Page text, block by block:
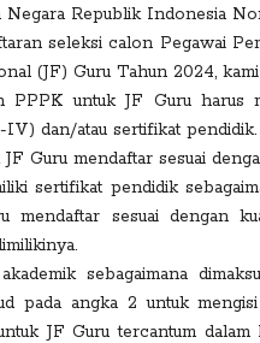
Negara Republik Indonesia
seleksi calon Pegawai
(JF) Guru Tahun 2024,
PPPK untuk JF Guru harus
dan/atau sertifikat pendidik.
Guru mendaftar sesuai
sertifikat pendidik
mendaftar sesuai dengan
sebagaimana
pada angka 2 untuk
JF Guru tercantum